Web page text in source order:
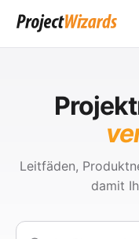
Leitfäden,
damit